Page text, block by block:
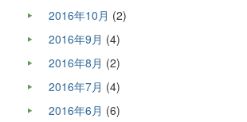
2016年10月 (2)
2016年9月 (4)
2016年8月 (2)
2016年7月 (4)
2016年6月 (6)